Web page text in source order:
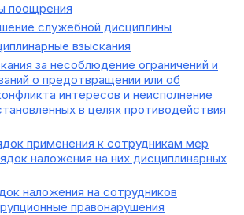
поощрения
служебной дисциплины
взыскания
за несоблюдение ограничений и
о предотвращении или об
интересов и неисполнение
в целях противодействия
применения к сотрудникам мер
наложения на них дисциплинарных
наложения на сотрудников
правонарушения